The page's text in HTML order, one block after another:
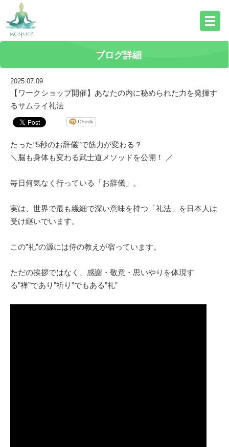
ブログ詳細
2025.07.09
【ワークショップ開催】あなたの内に秘められた力を発揮す
るサムライ礼法
たった“5秒のお辞儀”で筋力が変わる？
＼脳も身体も変わる武士道メソッドを公開！ ／
毎日何気なく行っている「お辞儀」。
実は、世界で最も繊細で深い意味を持つ「礼法」を日本人は
受け継いでいます。
この”礼”の源には侍の教えが宿っています。
ただの挨拶ではなく、感謝・敬意・思いやりを体現す
る”禅”であり”祈り”でもある”礼”